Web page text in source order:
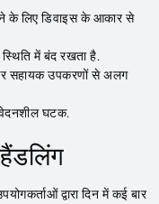
के लिए डिवाइस के आकार से
में बंद रखता है.
सहायक उपकरणों से अलग
घटक.
द्वारा दिन में कई बार